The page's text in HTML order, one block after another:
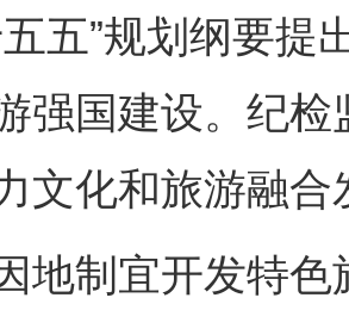
”规划纲要提
强国建设。纪
文化和旅游融合
制宜开发特色